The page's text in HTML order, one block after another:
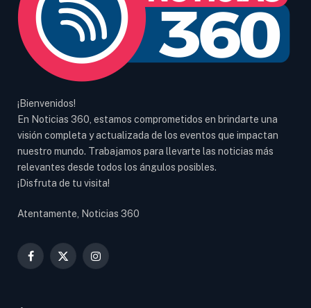
¡Bienvenidos!
En Noticias 360, estamos comprometidos en brindarte una
visión completa y actualizada de los eventos que impactan
nuestro mundo. Trabajamos para llevarte las noticias más
relevantes desde todos los ángulos posibles.
¡Disfruta de tu visita!
Atentamente, Noticias 360
Facebook
X
Instagram